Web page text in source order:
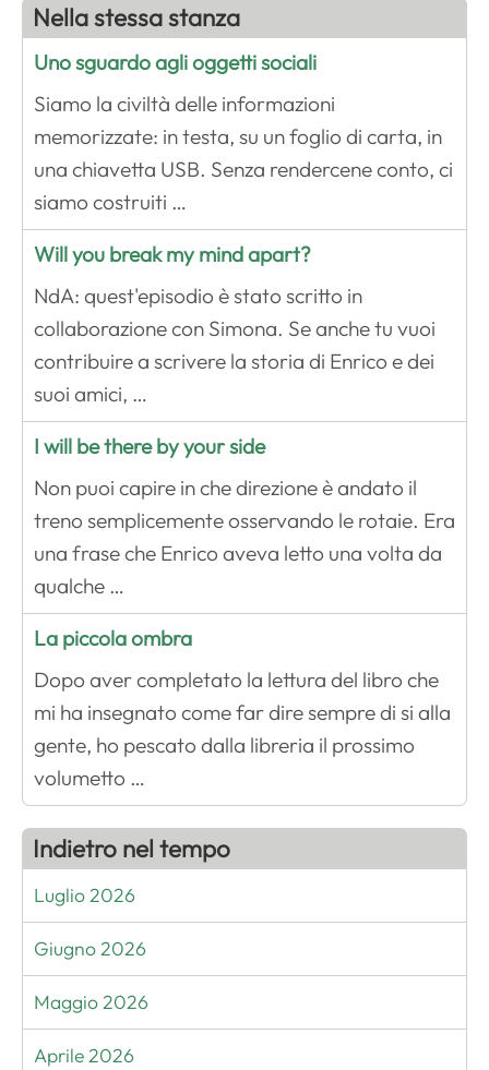
Nella stessa stanza
Uno sguardo agli oggetti sociali
Siamo la civiltà delle informazioni
memorizzate: in testa, su un foglio di carta, in
una chiavetta USB. Senza rendercene conto, ci
siamo costruiti …
Will you break my mind apart?
NdA: quest'episodio è stato scritto in
collaborazione con Simona. Se anche tu vuoi
contribuire a scrivere la storia di Enrico e dei
suoi amici, …
I will be there by your side
Non puoi capire in che direzione è andato il
treno semplicemente osservando le rotaie. Era
una frase che Enrico aveva letto una volta da
qualche …
La piccola ombra
Dopo aver completato la lettura del libro che
mi ha insegnato come far dire sempre di si alla
gente, ho pescato dalla libreria il prossimo
volumetto …
Indietro nel tempo
Luglio 2026
Giugno 2026
Maggio 2026
Aprile 2026